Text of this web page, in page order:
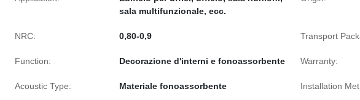
sala multifunzionale, ecc.
NRC: 0,80-0,9 Transport
Function: Decorazione d'interni e fonoassorbente Warranty:
Acoustic Type: Materiale fonoassorbente Installation